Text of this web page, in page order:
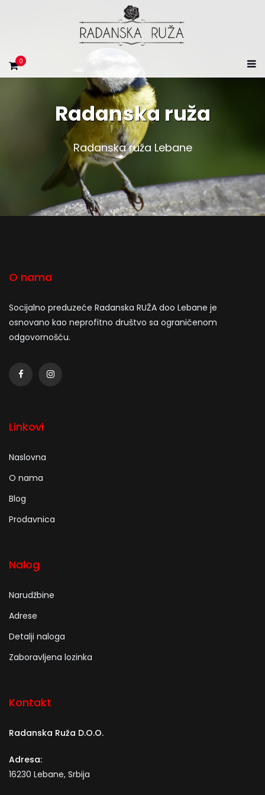
0
Radanska ruža
Radanska ruža Lebane
O nama
Socijalno preduzeće Radanska RUŽA doo Lebane je
osnovano kao neprofitno društvo sa ograničenom
odgovornošću.
Linkovi
Naslovna
O nama
Blog
Prodavnica
Nalog
Narudžbine
Adrese
Detalji naloga
Zaboravljena lozinka
Kontakt
Radanska Ruža D.O.O.
Adresa:
16230 Lebane, Srbija